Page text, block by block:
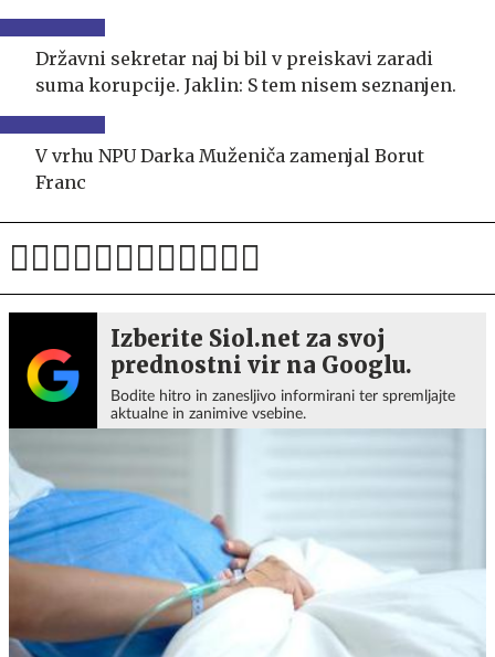
Državni sekretar naj bi bil v preiskavi zaradi
suma korupcije. Jaklin: S tem nisem seznanjen.
V vrhu NPU Darka Muženiča zamenjal Borut
Franc
Izberite Siol.net za svoj
prednostni vir na Googlu.
Bodite hitro in zanesljivo informirani ter spremljajte
aktualne in zanimive vsebine.